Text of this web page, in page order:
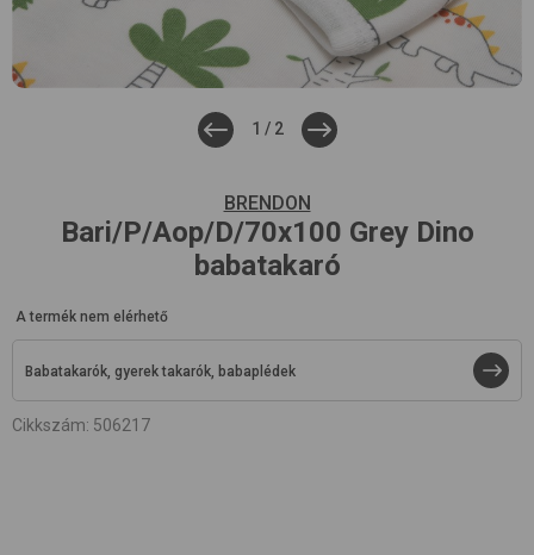
1 / 2
BRENDON
Bari/P/Aop/D/70x100 Grey Dino
babatakaró
A termék nem elérhető
Babatakarók, gyerek takarók, babaplédek
Cikkszám: 506217